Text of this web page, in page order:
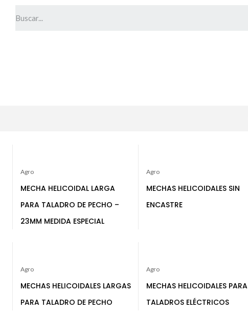
Agro
MECHA HELICOIDAL LARGA
PARA TALADRO DE PECHO –
23MM MEDIDA ESPECIAL
Agro
MECHAS HELICOIDALES SIN
ENCASTRE
Agro
MECHAS HELICOIDALES LARGAS
PARA TALADRO DE PECHO
Agro
MECHAS HELICOIDALES PARA
TALADROS ELÉCTRICOS